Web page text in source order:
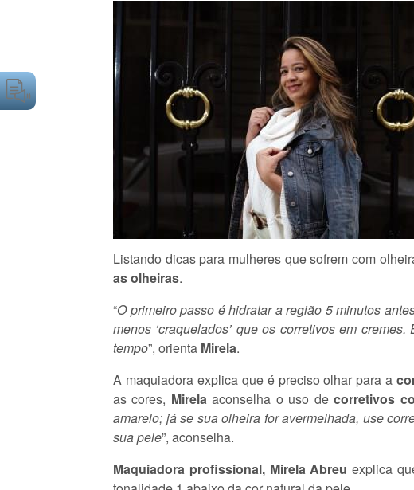
Listando dicas para mulheres que sofrem com
as olheiras.
“O primeiro passo é hidratar a região 5 minutos
menos ‘craquelados’ que os corretivos em
tempo”, orienta Mirela.
A maquiadora explica que é preciso olhar para a
as cores, Mirelaaconselha o uso decorretivos
amarelo; já se sua olheira for avermelhada, use
sua pele”, aconselha.
Maquiadora profissional, Mirela Abreu explica